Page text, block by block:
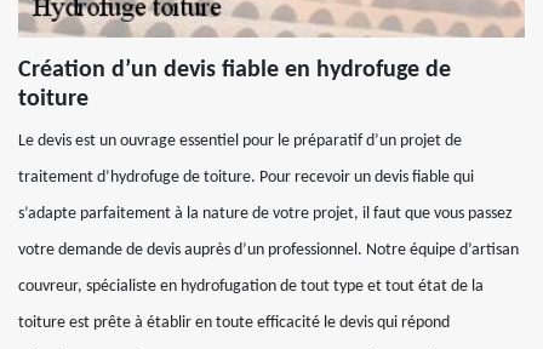
Création d’un devis fiable en hydrofuge de
toiture
Le devis est un ouvrage essentiel pour le préparatif d’un projet de
traitement d’hydrofuge de toiture. Pour recevoir un devis fiable qui
s’adapte parfaitement à la nature de votre projet, il faut que vous passez
votre demande de devis auprès d’un professionnel. Notre équipe d’artisan
couvreur, spécialiste en hydrofugation de tout type et tout état de la
toiture est prête à établir en toute efficacité le devis qui répond